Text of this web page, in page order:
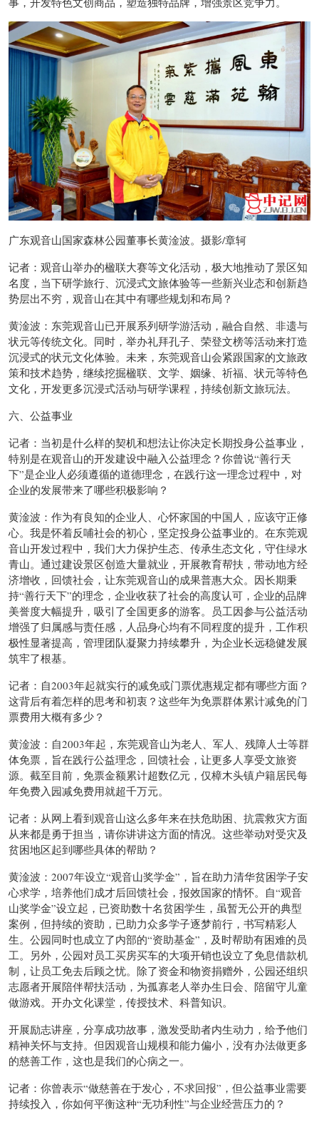
广东观音山国家森林公园董事长黄淦波。摄影/章轲
记者：观音山举办的楹联大赛等文化活动，极大地推动了景区知
名度，当下研学旅行、沉浸式文旅体验等一些新兴业态和创新趋
势层出不穷，观音山在其中有哪些规划和布局？
黄淦波：东莞观音山已开展系列研学游活动，融合自然、非遗与
状元等传统文化。同时，举办礼拜孔子、荣登文榜等活动来打造
沉浸式的状元文化体验。未来，东莞观音山会紧跟国家的文旅政
策和技术趋势，继续挖掘楹联、文学、姻缘、祈福、状元等特色
文化，开发更多沉浸式活动与研学课程，持续创新文旅玩法。
六、公益事业
记者：当初是什么样的契机和想法让你决定长期投身公益事业，
特别是在观音山的开发建设中融入公益理念？你曾说“善行天
下”是企业人必须遵循的道德理念，在践行这一理念过程中，对
企业的发展带来了哪些积极影响？
黄淦波：作为有良知的企业人、心怀家国的中国人，应该守正修
心。我是怀着反哺社会的初心，坚定投身公益事业的。在东莞观
音山开发过程中，我们大力保护生态、传承生态文化，守住绿水
青山。通过建设景区创造大量就业，开展教育帮扶，带动地方经
济增收，回馈社会，让东莞观音山的成果普惠大众。因长期秉
持“善行天下”的理念，企业收获了社会的高度认可，企业的品牌
美誉度大幅提升，吸引了全国更多的游客。员工因参与公益活动
增强了归属感与责任感，人品身心均有不同程度的提升，工作积
极性显著提高，管理团队凝聚力持续攀升，为企业长远稳健发展
筑牢了根基。
记者：自2003年起就实行的减免或门票优惠规定都有哪些方面？
这背后有着怎样的思考和初衷？这些年为免票群体累计减免的门
票费用大概有多少？
黄淦波：自2003年起，东莞观音山为老人、军人、残障人士等群
体免票，旨在践行公益理念，回馈社会，让更多人享受文旅资
源。截至目前，免票金额累计超数亿元，仅樟木头镇户籍居民每
年免费入园减免费用就超千万元。
记者：从网上看到观音山这么多年来在扶危助困、抗震救灾方面
从来都是勇于担当，请你讲讲这方面的情况。这些举动对受灾及
贫困地区起到哪些具体的帮助？
黄淦波：2007年设立“观音山奖学金”，旨在助力清华贫困学子安
心求学，培养他们成才后回馈社会，报效国家的情怀。自“观音
山奖学金”设立起，已资助数十名贫困学生，虽暂无公开的典型
案例，但持续的资助，已助力众多学子逐梦前行，书写精彩人
生。公园同时也成立了内部的“资助基金”，及时帮助有困难的员
工。另外，公园对员工买房买车的大项开销也设立了免息借款机
制，让员工免去后顾之忧。除了资金和物资捐赠外，公园还组织
志愿者开展陪伴帮扶活动，为孤寡老人举办生日会、陪留守儿童
做游戏。开办文化课堂，传授技术、科普知识。
开展励志讲座，分享成功故事，激发受助者内生动力，给予他们
精神关怀与支持。但因观音山规模和能力偏小，没有办法做更多
的慈善工作，这也是我们的心病之一。
记者：你曾表示“做慈善在于发心，不求回报”，但公益事业需要
持续投入，你如何平衡这种“无功利性”与企业经营压力的？